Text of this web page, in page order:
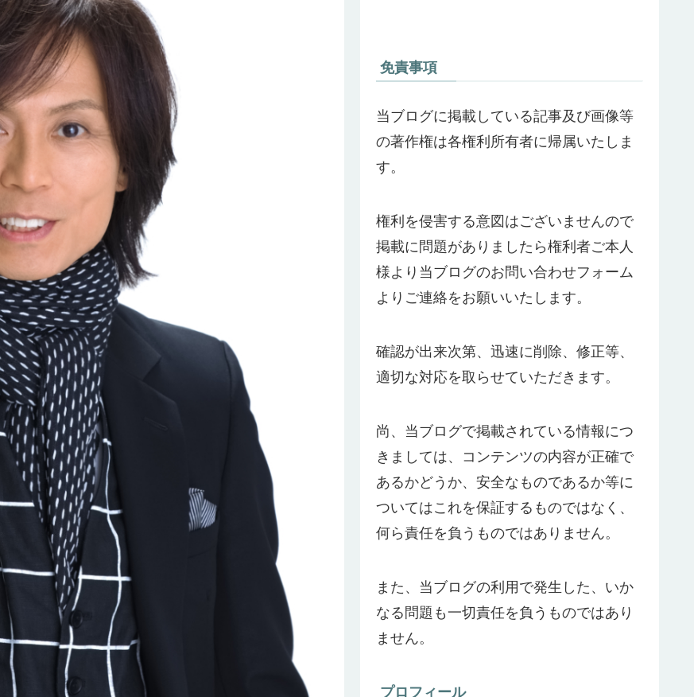
免責事項
当ブログに掲載している記事及び画像等
の著作権は各権利所有者に帰属いたしま
す。
権利を侵害する意図はございませんので
掲載に問題がありましたら権利者ご本人
様より当ブログのお問い合わせフォーム
よりご連絡をお願いいたします。
確認が出来次第、迅速に削除、修正等、
適切な対応を取らせていただきます。
尚、当ブログで掲載されている情報につ
きましては、コンテンツの内容が正確で
あるかどうか、安全なものであるか等に
ついてはこれを保証するものではなく、
何ら責任を負うものではありません。
また、当ブログの利用で発生した、いか
なる問題も一切責任を負うものではあり
ません。
プロフィール